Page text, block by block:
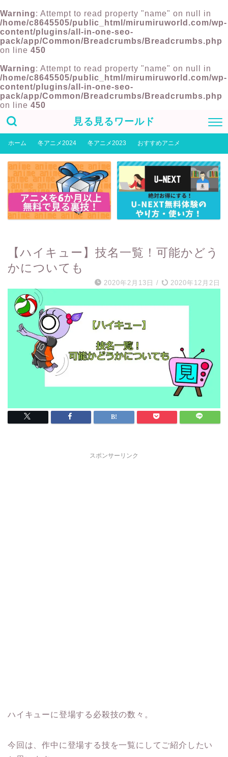
Warning: Attempt to read property "name" on null in
/home/c8645505/public_html/mirumiruworld.com/wp-
content/plugins/all-in-one-seo-
pack/app/Common/Breadcrumbs/Breadcrumbs.php
on line 450
Warning: Attempt to read property "name" on null in
/home/c8645505/public_html/mirumiruworld.com/wp-
content/plugins/all-in-one-seo-
pack/app/Common/Breadcrumbs/Breadcrumbs.php
on line 450
見る見るワールド
ホーム 冬アニメ2024 冬アニメ2023 おすすめアニメ
【ハイキュー】技名一覧！可能かどう
かについても
2020年2月13日 / 2020年12月2日
スポンサーリンク
ハイキューに登場する必殺技の数々。
今回は、作中に登場する技を一覧にしてご紹介したい